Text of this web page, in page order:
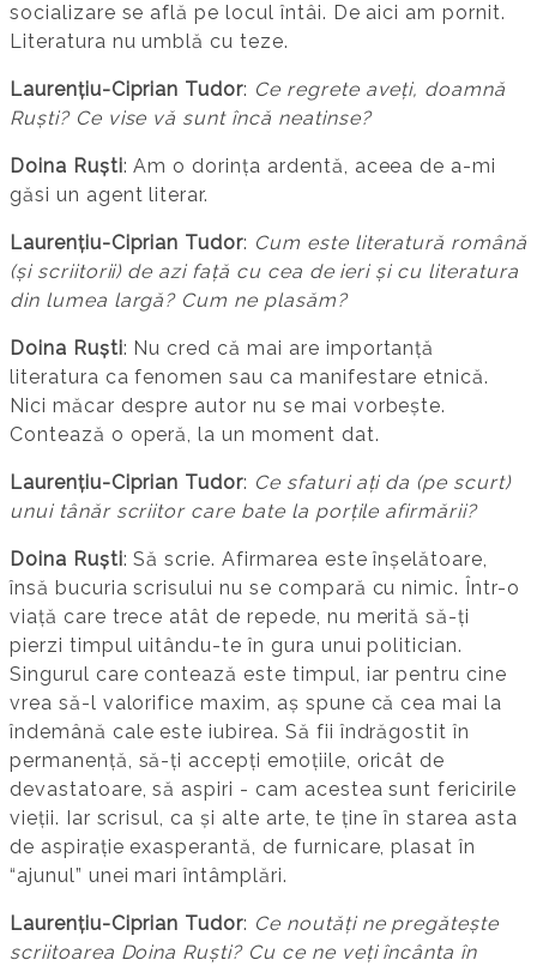
socializare se află pe locul întâi. De aici am pornit.
Literatura nu umblă cu teze.
Laurențiu-Ciprian Tudor: Ce regrete aveți, doamnă
Ruști? Ce vise vă sunt încă neatinse?
Doina Ruști: Am o dorința ardentă, aceea de a-mi
găsi un agent literar.
Laurențiu-Ciprian Tudor: Cum este literatură română
(și scriitorii) de azi față cu cea de ieri și cu literatura
din lumea largă? Cum ne plasăm?
Doina Ruști: Nu cred că mai are importanță
literatura ca fenomen sau ca manifestare etnică.
Nici măcar despre autor nu se mai vorbește.
Contează o operă, la un moment dat.
Laurențiu-Ciprian Tudor: Ce sfaturi ați da (pe scurt)
unui tânăr scriitor care bate la porțile afirmării?
Doina Ruști: Să scrie. Afirmarea este înșelătoare,
însă bucuria scrisului nu se compară cu nimic. Într-o
viață care trece atât de repede, nu merită să-ți
pierzi timpul uitându-te în gura unui politician.
Singurul care contează este timpul, iar pentru cine
vrea să-l valorifice maxim, aș spune că cea mai la
îndemână cale este iubirea. Să fii îndrăgostit în
permanență, să-ți accepți emoțiile, oricât de
devastatoare, să aspiri - cam acestea sunt fericirile
vieții. Iar scrisul, ca și alte arte, te ține în starea asta
de aspirație exasperantă, de furnicare, plasat în
“ajunul” unei mari întâmplări.
Laurențiu-Ciprian Tudor: Ce noutăți ne pregătește
scriitoarea Doina Ruști? Cu ce ne veți încânta în